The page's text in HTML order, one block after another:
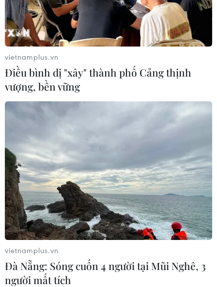
vietnamplus.vn
Điều bình dị "xây" thành phố Cảng thịnh
vượng, bền vững
vietnamplus.vn
Đà Nẵng: Sóng cuốn 4 người tại Mũi Nghê, 3
người mất tích